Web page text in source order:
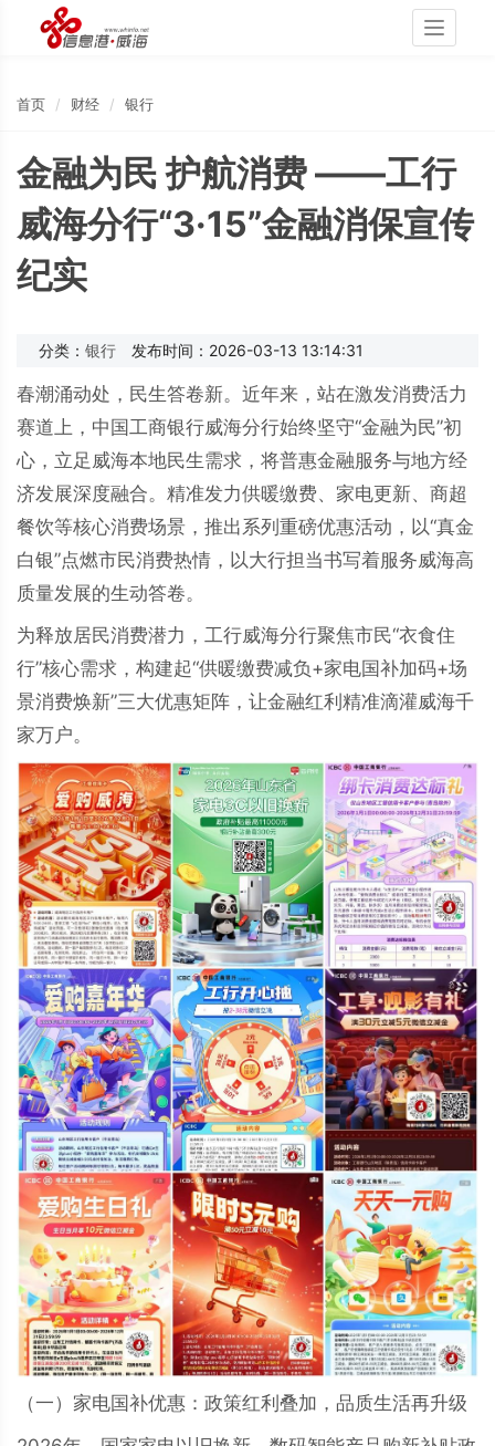
Toggle
首页 财经 银行
金融为民 护航消费 ——工行
威海分行“3·15”金融消保宣传
纪实
分类： 银行 发布时间：2026-03-13 13:14:31
春潮涌动处，民生答卷新。近年来，站在激发消费活力
赛道上，中国工商银行威海分行始终坚守“金融为民”初
心，立足威海本地民生需求，将普惠金融服务与地方经
济发展深度融合。精准发力供暖缴费、家电更新、商超
餐饮等核心消费场景，推出系列重磅优惠活动，以“真金
白银”点燃市民消费热情，以大行担当书写着服务威海高
质量发展的生动答卷。
为释放居民消费潜力，工行威海分行聚焦市民“衣食住
行”核心需求，构建起“供暖缴费减负+家电国补加码+场
景消费焕新”三大优惠矩阵，让金融红利精准滴灌威海千
家万户。
（一）家电国补优惠：政策红利叠加，品质生活再升级